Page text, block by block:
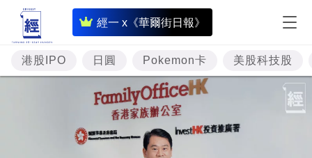
經一 x《華爾街日報》
即
時
財
經
專
港股IPO 日圓 Pokemon卡 美股科技股